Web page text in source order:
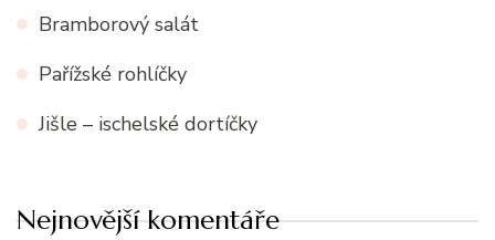
Bramborový salát
Pařížské rohlíčky
Jišle – ischelské dortíčky
Nejnovější komentáře